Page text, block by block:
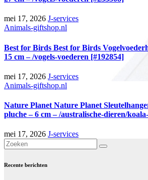
mei 17, 2026 J-services
Animals-giftshop.nl
Best for Birds Best for Birds
15 cm – /vogels-voederen [#192854]
mei 17, 2026 J-services
Animals-giftshop.nl
Nature Planet Nature Planet
pluche – 6 cm – /australische-dieren/
mei 17, 2026 J-services
Recente berichten